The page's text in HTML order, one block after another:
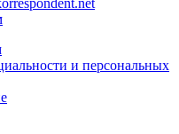
и персональных